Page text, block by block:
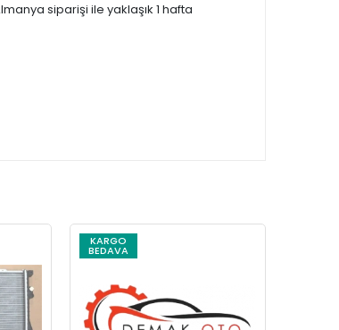
siparişi ile yaklaşık 1 hafta
KARGO
BEDAVA